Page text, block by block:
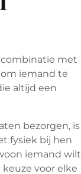
met
iemand te
altijd een
bezorgen, is
fysiek bij hen
iemand wilt
voor elke